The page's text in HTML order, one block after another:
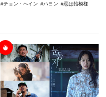
チョン・ヘイン ハヨン 恋は飴模様